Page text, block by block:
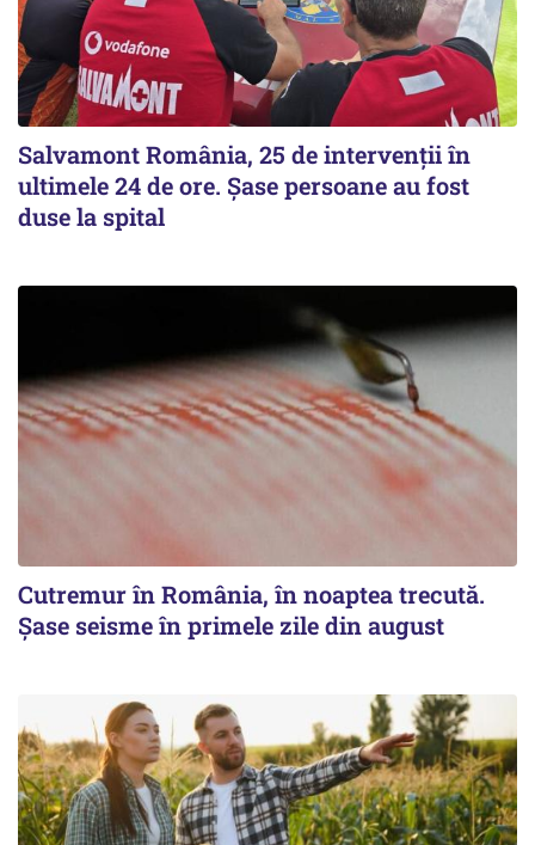
Salvamont România, 25 de intervenții în
ultimele 24 de ore. Șase persoane au fost
duse la spital
Cutremur în România, în noaptea trecută.
Șase seisme în primele zile din august